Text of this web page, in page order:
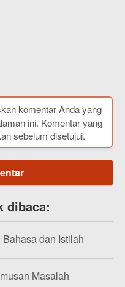
komentar Anda yang
ini. Komentar yang
sebelum disetujui.
dibaca:
dan Istilah
Masalah